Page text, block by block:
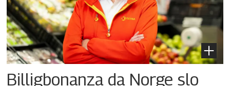
Billigbonanza da Norge slo